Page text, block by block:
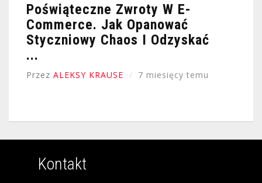
Poświąteczne Zwroty W E-
Commerce. Jak Opanować
Styczniowy Chaos I Odzyskać
...
Przez ALEKSY KRAUSE 7 miesięcy temu
Kontakt